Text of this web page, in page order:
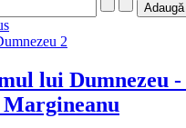
lui Dumnezeu